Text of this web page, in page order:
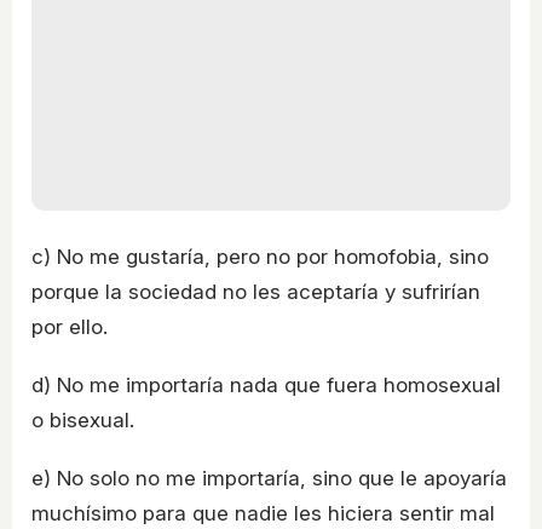
c) No me gustaría, pero no por homofobia, sino
porque la sociedad no les aceptaría y sufrirían
por ello.
d) No me importaría nada que fuera homosexual
o bisexual.
e) No solo no me importaría, sino que le apoyaría
muchísimo para que nadie les hiciera sentir mal